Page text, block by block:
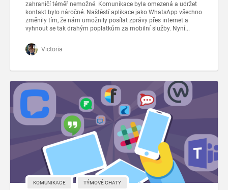
zahraničí téměř nemožné. Komunikace byla omezená a udržet
kontakt bylo náročné. Naštěstí aplikace jako WhatsApp všechno
změnily tím, že nám umožnily posílat zprávy přes internet a
vyhnout se tak drahým poplatkům za mobilní služby. Nyní...
Victoria
KOMUNIKACE TÝMOVÉ CHATY